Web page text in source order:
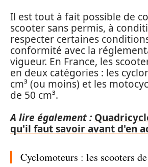
Il est tout à fait possible de
scooter sans permis, à
respecter certaines
conformité avec la
vigueur. En France, les
en deux catégories : les
cm³ (ou moins) et les
de 50 cm³.
A lire également :
qu'il faut savoir avant d'en
Cyclomoteurs : les scooters